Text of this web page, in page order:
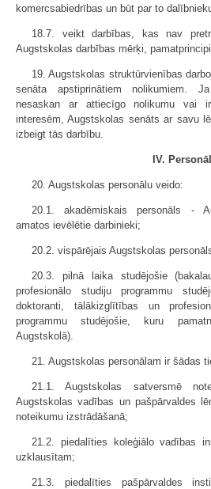
komercsabiedrības un būt par to
18.7. veikt darbības, kas nav
Augstskolas darbības mērķi,
19. Augstskolas struktūrvienības
senāta apstiprinātiem nolikumiem.
nesaskan ar attiecīgo nolikumu vai
interesēm, Augstskolas senāts ar savu
izbeigt tās darbību.
IV.
20. Augstskolas personālu veido:
20.1. akadēmiskais personāls -
amatos ievēlētie darbinieki;
20.2. vispārējais Augstskolas
20.3. pilnā laika studējošie
profesionālo studiju programmu
doktoranti, tālākizglītības un
programmu studējošie, kuru
Augstskolā).
21. Augstskolas personālam ir šādas
21.1. Augstskolas satversmē
Augstskolas vadības un pašpārvaldes
noteikumu izstrādāšanā;
21.2. piedalīties koleģiālo vadības
uzklausītam;
21.3. piedalīties pašpārvaldes